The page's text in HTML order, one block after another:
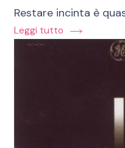
Restare incinta è
Leggi tutto